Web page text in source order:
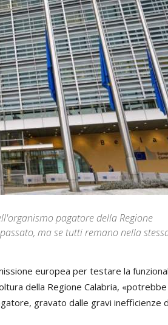
pagatore della Regione
ma se tutti remano nella
europea per testare la
della Regione Calabria, «potrebbe
gravato dalle gravi inefficienze